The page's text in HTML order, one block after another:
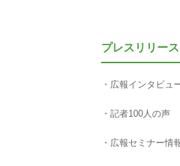
プレスリリー
広報インタビュ
記者100人の声
広報セミナー情